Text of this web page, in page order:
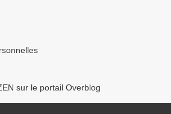
sur le portail Overblog